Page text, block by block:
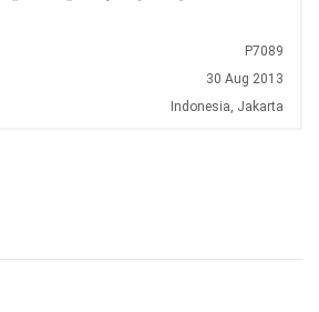
P7089
30 Aug 2013
Indonesia, Jakarta